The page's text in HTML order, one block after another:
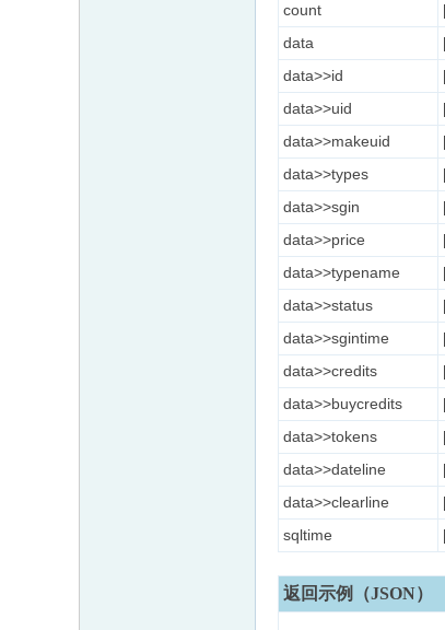
count
data
data>>id
data>>uid
data>>makeuid
data>>types
data>>sgin
data>>price
data>>typename
data>>status
data>>sgintime
data>>credits
data>>buycredits
data>>tokens
data>>dateline
data>>clearline
sqltime
返回示例（JSON）